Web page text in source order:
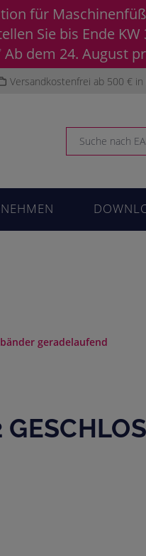
für
Sie bis Ende
Ab dem 24. August
Versandkostenfrei ab 500 € in
geradelaufend